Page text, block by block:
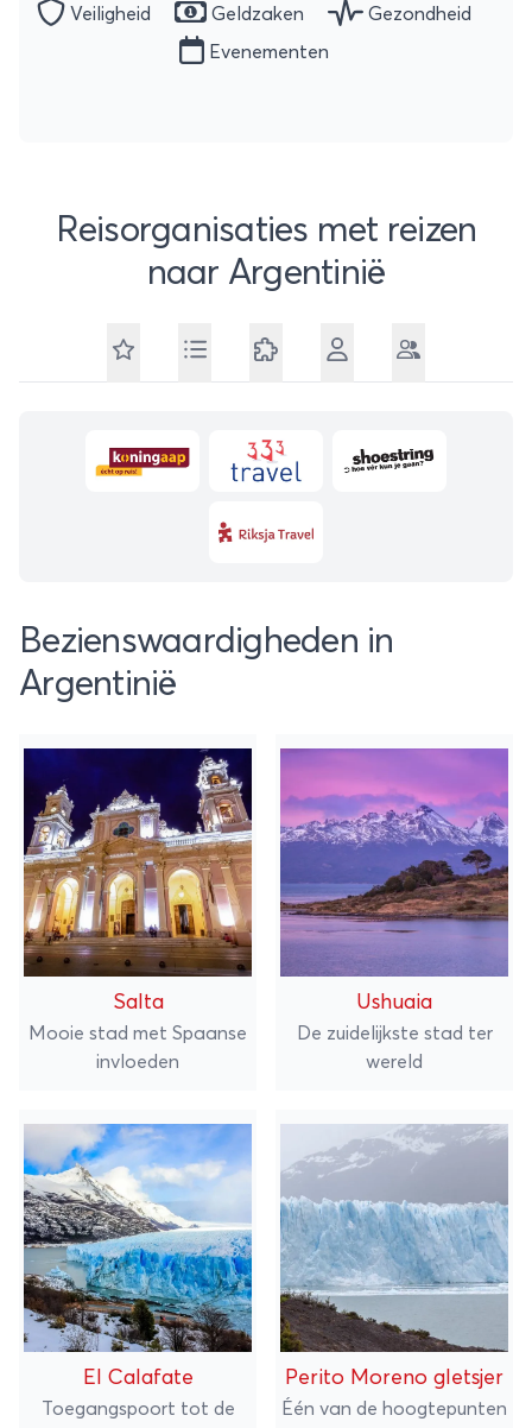
Veiligheid
Geldzaken
Gezondheid
Evenementen
Reisorganisaties met reizen
naar Argentinië
Bezienswaardigheden in
Argentinië
Salta
Mooie stad met Spaanse
invloeden
Ushuaia
De zuidelijkste stad ter
wereld
El Calafate
Toegangspoort tot de
Perito Moreno gletsjer
Één van de hoogtepunten